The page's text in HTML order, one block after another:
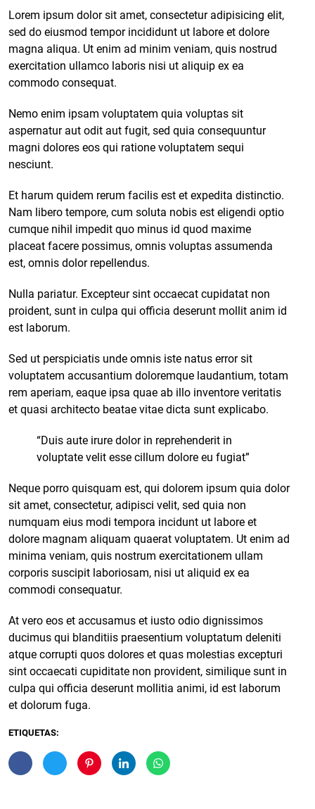
Lorem ipsum dolor sit amet, consectetur adipisicing elit,
sed do eiusmod tempor incididunt ut labore et dolore
magna aliqua. Ut enim ad minim veniam, quis nostrud
exercitation ullamco laboris nisi ut aliquip ex ea
commodo consequat.
Nemo enim ipsam voluptatem quia voluptas sit
aspernatur aut odit aut fugit, sed quia consequuntur
magni dolores eos qui ratione voluptatem sequi
nesciunt.
Et harum quidem rerum facilis est et expedita distinctio.
Nam libero tempore, cum soluta nobis est eligendi optio
cumque nihil impedit quo minus id quod maxime
placeat facere possimus, omnis voluptas assumenda
est, omnis dolor repellendus.
Nulla pariatur. Excepteur sint occaecat cupidatat non
proident, sunt in culpa qui officia deserunt mollit anim id
est laborum.
Sed ut perspiciatis unde omnis iste natus error sit
voluptatem accusantium doloremque laudantium, totam
rem aperiam, eaque ipsa quae ab illo inventore veritatis
et quasi architecto beatae vitae dicta sunt explicabo.
“Duis aute irure dolor in reprehenderit in
voluptate velit esse cillum dolore eu fugiat”
Neque porro quisquam est, qui dolorem ipsum quia dolor
sit amet, consectetur, adipisci velit, sed quia non
numquam eius modi tempora incidunt ut labore et
dolore magnam aliquam quaerat voluptatem. Ut enim ad
minima veniam, quis nostrum exercitationem ullam
corporis suscipit laboriosam, nisi ut aliquid ex ea
commodi consequatur.
At vero eos et accusamus et iusto odio dignissimos
ducimus qui blanditiis praesentium voluptatum deleniti
atque corrupti quos dolores et quas molestias excepturi
sint occaecati cupiditate non provident, similique sunt in
culpa qui officia deserunt mollitia animi, id est laborum
et dolorum fuga.
ETIQUETAS: